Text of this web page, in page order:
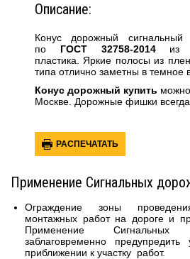
Описание:
Конус дорожный сигнальный
по ГОСТ 32758-2014 из
пластика. Яркие полосы из
типа отлично заметны в темное
Конус дорожный купить
Москве. Дорожные фишки всегда
РАСПЕЧАТАТЬ
Применение Сигнальных
Ограждение зоны
монтажных работ на дороге и
Применение Сигнальных
заблаговременно
приближении к участку работ.